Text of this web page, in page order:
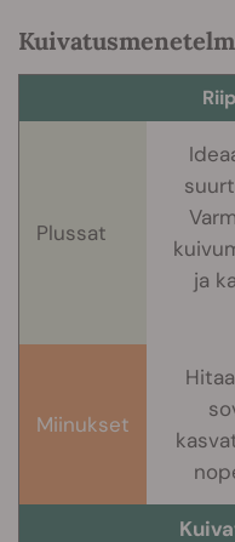
Plussat
ja
Miinukset